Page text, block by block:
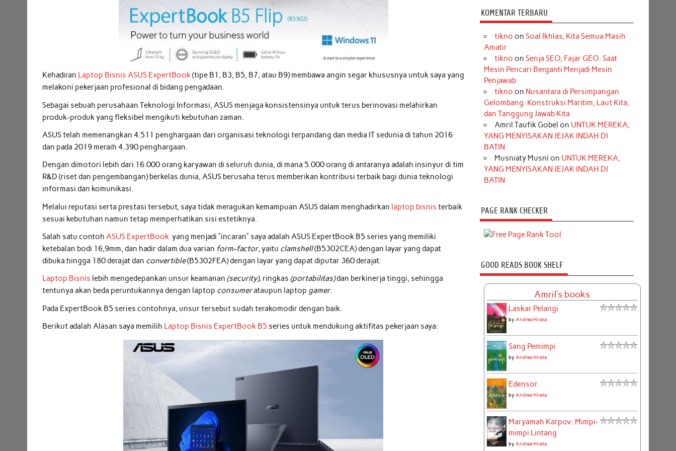
Kehadiran Laptop Bisnis ASUS ExpertBook(tipe B1, B3, B5, B7, atau B9) membawa angin segar khususnya untuk saya yang
melakoni pekerjaan profesional di bidang pengadaan.
Sebagai sebuah perusahaan Teknologi Informasi, ASUS menjaga konsistensinya untuk terus berinovasi melahirkan
produk-produk yang fleksibel mengikuti kebutuhan zaman.
ASUS telah memenangkan 4.511 penghargaan dari organisasi teknologi terpandang dan media IT sedunia di tahun 2016
dan pada 2019 meraih 4.390 penghargaan.
Dengan dimotori lebih dari 16.000 orang karyawan di seluruh dunia, di mana 5.000 orang di antaranya adalah insinyur di tim
R&D (riset dan pengembangan) berkelas dunia, ASUS berusaha terus memberikan kontribusi terbaik bagi dunia teknologi
informasi dan komunikasi.
Melalui reputasi serta prestasi tersebut, saya tidak meragukan kemampuan ASUS dalam menghadirkan laptop bisnis terbaik
sesuai kebutuhan namun tetap memperhatikan sisi estetiknya.
Salah satu contohASUS ExpertBook yang menjadi “incaran” saya adalah ASUS ExpertBook B5 series yang memiliki
ketebalan bodi 16,9mm, dan hadir dalam dua varian form-factor, yaitu clamshell(B5302CEA) dengan layar yang dapat
dibuka hingga 180 derajat dan convertible(B5302FEA) dengan layar yang dapat diputar 360 derajat.
Laptop Bisnis lebih mengedepankan unsur keamanan (security), ringkas (portabilitas)dan berkinerja tinggi, sehingga
tentunya akan beda peruntukannya dengan laptop consumerataupun laptop gamer.
Pada ExpertBook B5 series contohnya, unsur tersebut sudah terakomodir dengan baik.
Berikut adalah Alasan saya memilih Laptop Bisnis ExpertBook B5 series untuk mendukung aktifitas pekerjaan saya:
KOMENTAR TERBARU
tikno on Soal Ikhlas, Kita Semua Masih
Amatir
tikno on Senja SEO, Fajar GEO: Saat
Mesin Pencari Berganti Menjadi Mesin
Penjawab
tikno on Nusantara di Persimpangan
Gelombang: Konstruksi Maritim, Laut Kita,
dan Tanggung Jawab Kita
Amril Taufik Gobel on UNTUK MEREKA,
YANG MENYISAKAN JEJAK INDAH DI
BATIN
Musniaty Musni on UNTUK MEREKA,
YANG MENYISAKAN JEJAK INDAH DI
BATIN
PAGE RANK CHECKER
GOOD READS BOOK SHELF
Amril's books
Laskar Pelangi
by Andrea Hirata
Sang Pemimpi
by Andrea Hirata
Edensor
by Andrea Hirata
Maryamah Karpov: Mimpi-
mimpi Lintang
by Andrea Hirata